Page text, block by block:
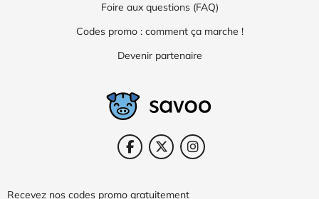
Foire aux questions (FAQ)
Codes promo : comment ça marche !
Devenir partenaire
Recevez nos codes promo gratuitement